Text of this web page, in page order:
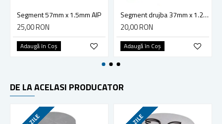
Segment 57mm x 1.5mm AIP
25,00 RON
Adaugă în Coş
Segment drujba 37mm x 1.2mm Caber
20,00 RON
Adaugă în Coş
DE LA ACELASI PRODUCATOR